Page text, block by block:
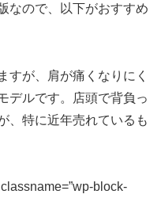
なので、以下がおすすめ
すが、肩が痛くなりにく
デルです。店頭で背負っ
、特に近年売れているも
block-